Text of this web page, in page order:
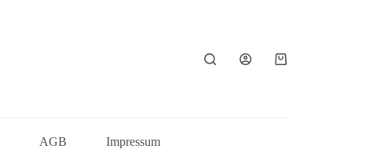
Warenkorb
AGB Impressum